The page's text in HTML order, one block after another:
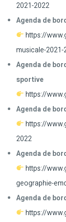
2021-2022
Agenda de
https://
musicale-2021-
Agenda de
sportive
https://
Agenda de
https://
2022
Agenda de
https://
geographie-
Agenda de
https://